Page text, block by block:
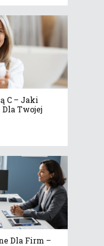
C – Jaki
Twojej
Dla Firm –